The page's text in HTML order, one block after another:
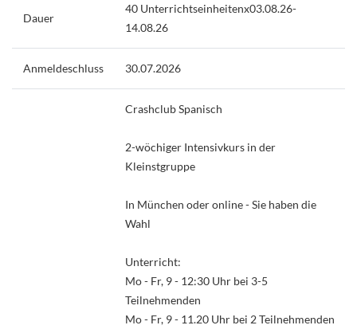
Dauer
40 Unterrichtseinheitenx03.08.26-
14.08.26
Anmeldeschluss 30.07.2026
Crashclub Spanisch
2-wöchiger Intensivkurs in der
Kleinstgruppe
In München oder online - Sie haben die
Wahl
Unterricht:
Mo - Fr, 9 - 12:30 Uhr bei 3-5
Teilnehmenden
Mo - Fr, 9 - 11.20 Uhr bei 2 Teilnehmenden